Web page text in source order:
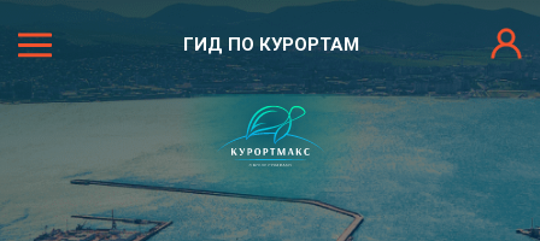
ГИД ПО КУРОРТАМ